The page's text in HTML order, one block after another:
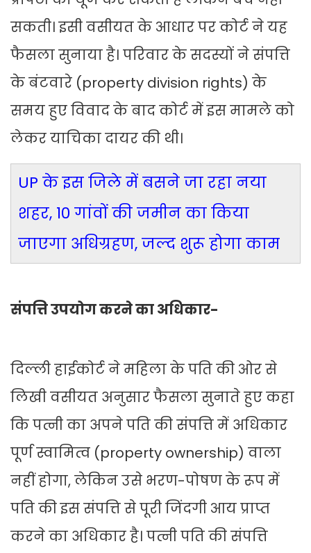
सकती। इसी वसीयत के आधार पर कोर्ट ने यह
फैसला सुनाया है। परिवार के सदस्यों ने संपत्ति
के बंटवारे (property division rights) के
समय हुए विवाद के बाद कोर्ट में इस मामले को
लेकर याचिका दायर की थी।
UP के इस जिले में बसने जा रहा नया
शहर, 10 गांवों की जमीन का किया
जाएगा अधिग्रहण, जल्द शुरू होगा काम
संपत्ति उपयोग करने का अधिकार-
दिल्ली हाईकोर्ट ने महिला के पति की ओर से
लिखी वसीयत अनुसार फैसला सुनाते हुए कहा
कि पत्नी का अपने पति की संपत्ति में अधिकार
पूर्ण स्वामित्व (property ownership) वाला
नहीं होगा, लेकिन उसे भरण-पोषण के रूप में
पति की इस संपत्ति से पूरी जिंदगी आय प्राप्त
करने का अधिकार है। पत्नी पति की संपत्ति